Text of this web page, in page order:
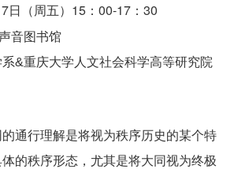
日 （周五） 15 ： 00-17 ： 30
音图书馆
&重庆大学人文社会科学高等研究院
通行理解是将视为秩序历史的某个特
的秩序形态，尤其是将大同视为终极